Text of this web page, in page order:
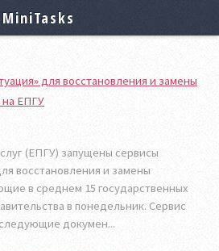
для восстановления и замены
на ЕПГУ
(ЕПГУ) запущены сервисы
восстановления и замены
в среднем 15 государственных
в понедельник. Сервис
докумен...
MiniTasks